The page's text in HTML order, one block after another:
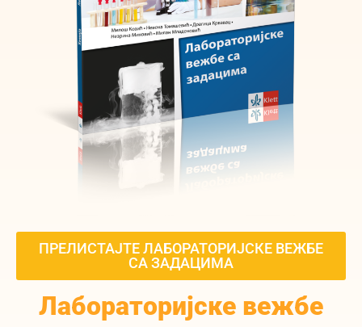
Лабораторијске вежбе
ПРЕЛИСТАЈТЕ ЛАБОРАТОРИЈСКЕ ВЕЖБЕ
СА ЗАДАЦИМА